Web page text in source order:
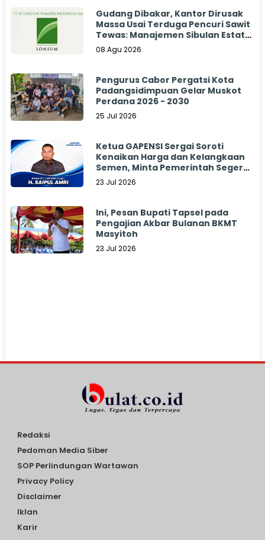
Gudang Dibakar, Kantor Dirusak
Massa Usai Terduga Pencuri Sawit
Tewas: Manajemen Sibulan Estate
Bungkam
08 Agu 2026
Pengurus Cabor Pergatsi Kota
Padangsidimpuan Gelar Muskot
Perdana 2026 - 2030
25 Jul 2026
Ketua GAPENSI Sergai Soroti
Kenaikan Harga dan Kelangkaan
Semen, Minta Pemerintah Segera
Bertindak
23 Jul 2026
Ini, Pesan Bupati Tapsel pada
Pengajian Akbar Bulanan BKMT
Masyitoh
23 Jul 2026
Redaksi
Pedoman Media Siber
SOP Perlindungan Wartawan
Privacy Policy
Disclaimer
Iklan
Karir